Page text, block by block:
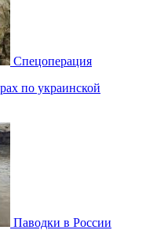
Спецоперация
по украинской
Паводки в России